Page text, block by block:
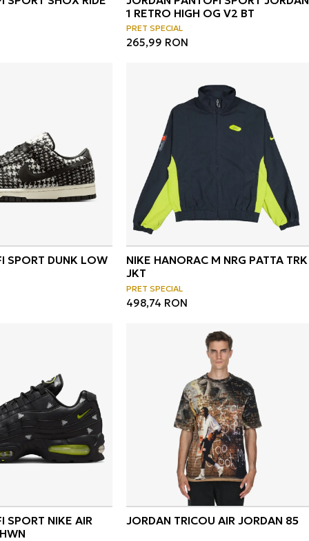
1 RETRO HIGH OG V2 BT
PRET SPECIAL
265,99 RON
SPORT DUNK LOW
NIKE HANORAC M NRG PATTA TRK
JKT
PRET SPECIAL
498,74 RON
SPORT NIKE AIR
JORDAN TRICOU AIR JORDAN 85